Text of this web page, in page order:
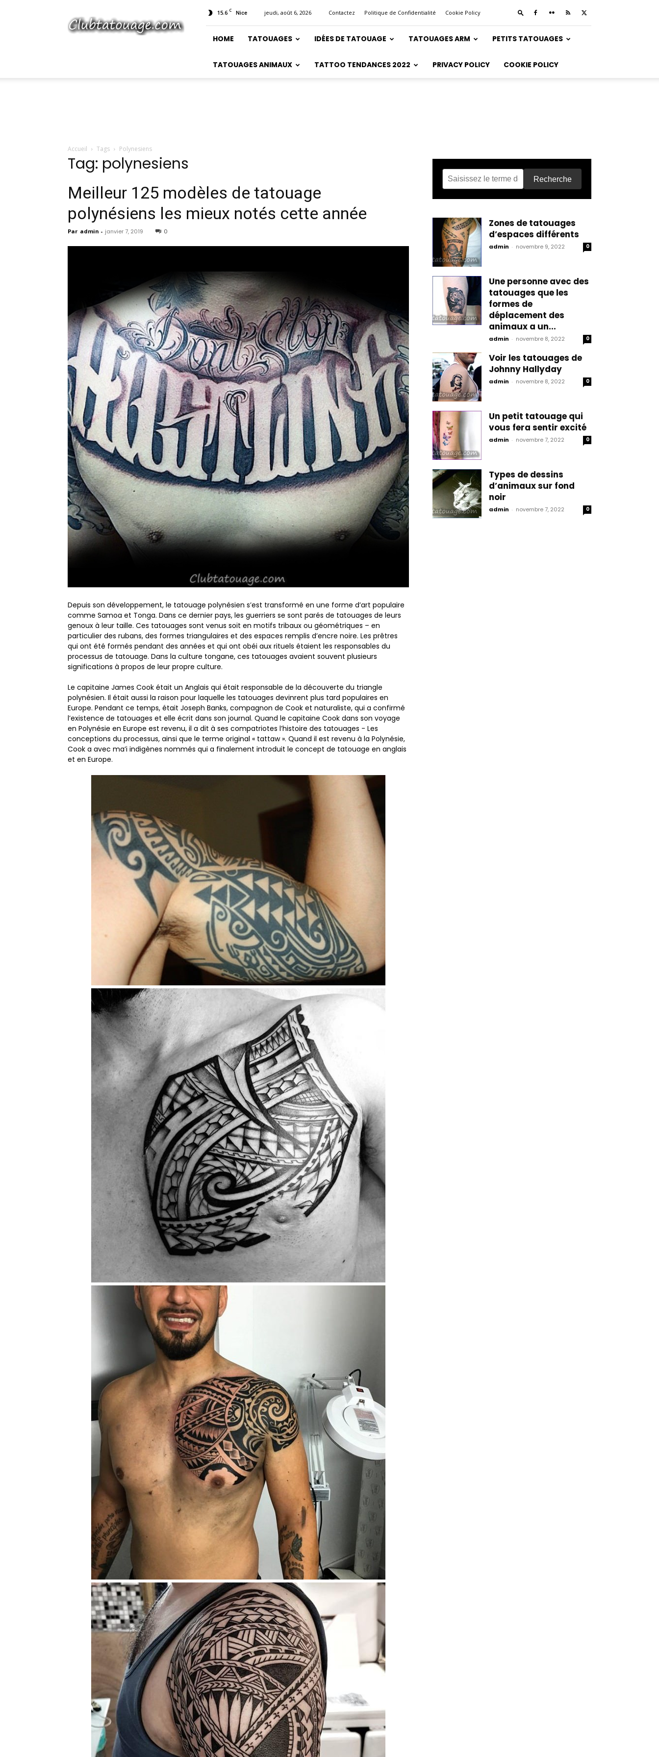
Tatouage
15.6 C Nice jeudi, août 6, 2026 Contactez Politique de Confidentialité Cookie Policy
HOME TATOUAGES IDÉES DE TATOUAGE TATOUAGES ARM PETITS TATOUAGES
TATOUAGES ANIMAUX TATTOO TENDANCES 2022 PRIVACY POLICY COOKIE POLICY
Accueil Tags Polynesiens
Tag: polynesiens
Meilleur 125 modèles de tatouage
polynésiens les mieux notés cette année
Par admin - janvier 7, 2019 0
Depuis son développement, le tatouage polynésien s’est transformé en une forme d’art populaire
comme Samoa et Tonga. Dans ce dernier pays, les guerriers se sont parés de tatouages ​​de leurs
genoux à leur taille. Ces tatouages ​​sont venus soit en motifs tribaux ou géométriques – en
particulier des rubans, des formes triangulaires et des espaces remplis d’encre noire. Les prêtres
qui ont été formés pendant des années et qui ont obéi aux rituels étaient les responsables du
processus de tatouage. Dans la culture tongane, ces tatouages ​​avaient souvent plusieurs
significations à propos de leur propre culture.
Le capitaine James Cook était un Anglais qui était responsable de la découverte du triangle
polynésien. Il était aussi la raison pour laquelle les tatouages ​​devinrent plus tard populaires en
Europe. Pendant ce temps, était Joseph Banks, compagnon de Cook et naturaliste, qui a confirmé
l’existence de tatouages ​​et elle écrit dans son journal. Quand le capitaine Cook dans son voyage
en Polynésie en Europe est revenu, il a dit à ses compatriotes l’histoire des tatouages ​​- Les
conceptions du processus, ainsi que le terme original « tattaw ». Quand il est revenu à la Polynésie,
Cook a avec ma’i indigènes nommés qui a finalement introduit le concept de tatouage en anglais
et en Europe.
Recherche
Zones de tatouages
d’espaces différents
admin - novembre 9, 2022 0
Une personne avec des
tatouages que les
formes de
déplacement des
animaux a un...
admin - novembre 8, 2022 0
Voir les tatouages de
Johnny Hallyday
admin - novembre 8, 2022 0
Un petit tatouage qui
vous fera sentir excité
admin - novembre 7, 2022 0
Types de dessins
d’animaux sur fond
noir
admin - novembre 7, 2022 0